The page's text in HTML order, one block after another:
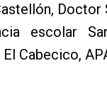
Doctor
escolar
Cabecico,